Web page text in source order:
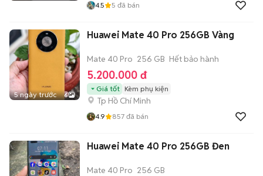
4.5 5 đã bán
5 ngày trước 6
Huawei Mate 40 Pro 256GB Vàng
Mate 40 Pro 256 GB Hết bảo hành
5.200.000 đ
Giá tốt Kèm phụ kiện
Tp Hồ Chí Minh
4.9 857 đã bán
Huawei Mate 40 Pro 256GB Đen
Mate 40 Pro 256 GB